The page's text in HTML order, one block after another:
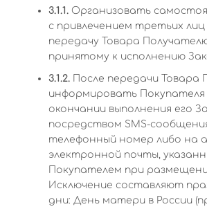
3.1.1. Организовать
с привлечением третьих
передачу Товара
принятому к исполнению
3.1.2. После передачи Товара
информировать Покупателя
окончании выполнения его
посредством SMS-
телефонный номер либо на
электронной почты,
Покупателем при
Исключение составляют
дни: День матери в России